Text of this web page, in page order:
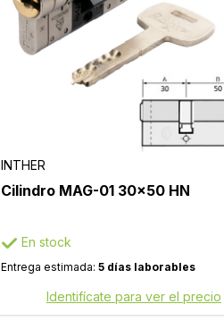
INTHER
Cilindro MAG-01 30x50 HN
En stock
Entrega estimada: 5 días laborables
Identifícate para ver el precio